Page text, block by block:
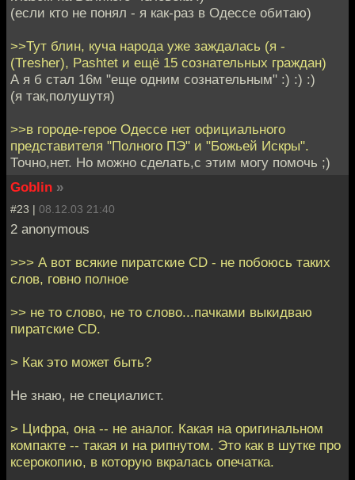
(если кто не понял - я как-раз в Одессе обитаю)
>>Тут блин, куча народа уже заждалась (я -
(Tresher), Pashtet и ещё 15 сознательных граждан)
А я б стал 16м "еще одним сознательным" :) :) :)
(я так,полушутя)
>>в городе-герое Одессе нет официального
представителя "Полного ПЭ" и "Божьей Искры".
Точно,нет. Но можно сделать,с этим могу помочь ;)
Goblin »
#23 | 08.12.03 21:40
2 anonymous
>>> А вот всякие пиратские CD - не побоюсь таких
слов, говно полное
>> не то слово, не то слово...пачками выкидваю
пиратские CD.
> Как это может быть?
Не знаю, не специалист.
> Цифра, она -- не аналог. Какая на оригинальном
компакте -- такая и на рипнутом. Это как в шутке про
ксерокопию, в которую вкралась опечатка.